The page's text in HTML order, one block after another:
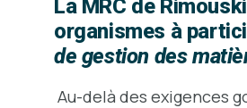
La MRC de
organismes à
de gestion des
Au-delà des exigences